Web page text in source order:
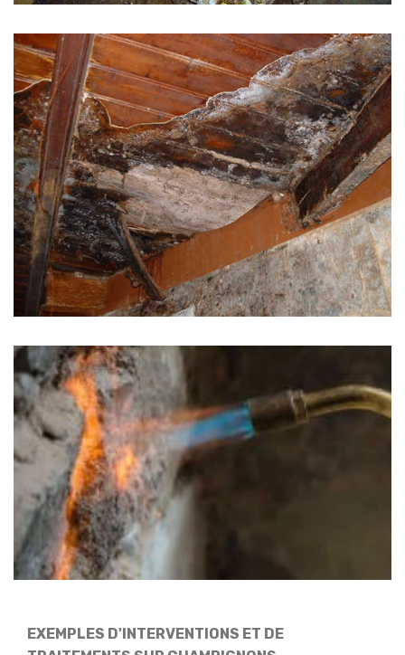
EXEMPLES D'INTERVENTIONS ET DE